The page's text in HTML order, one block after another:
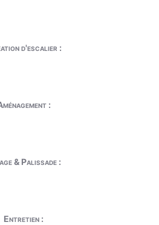
d'escalier :
:
& Palissade :
Entretien :